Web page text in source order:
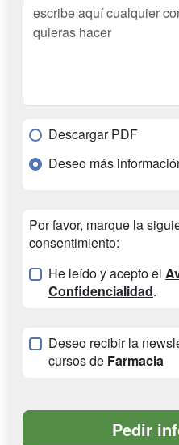
Descargar PDF
Deseo más
Por favor, marque la
consentimiento:
He leído y acepto el
Confidencialidad.
Deseo recibir la
cursos de Farmacia